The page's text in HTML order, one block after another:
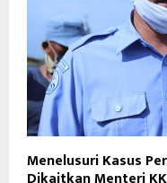
Menelusuri Kasus